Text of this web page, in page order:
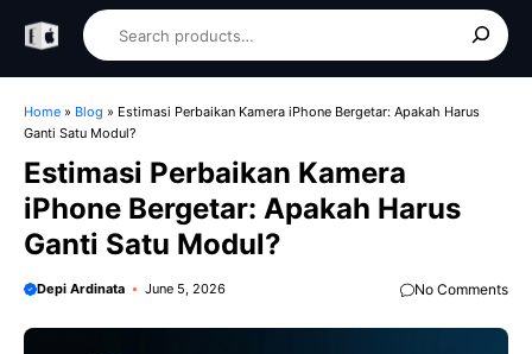
content
Home » Blog » Estimasi Perbaikan Kamera iPhone Bergetar: Apakah Harus
Ganti Satu Modul?
Estimasi Perbaikan Kamera
iPhone Bergetar: Apakah Harus
Ganti Satu Modul?
Depi Ardinata June 5, 2026 No Comments